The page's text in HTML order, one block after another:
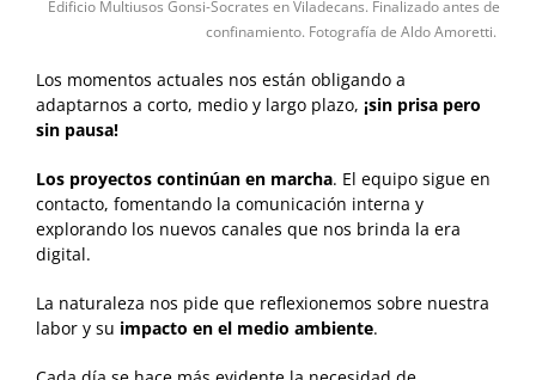
Edificio Multiusos Gonsi-Socrates en Viladecans. Finalizado antes de
confinamiento. Fotografía de Aldo Amoretti.
Los momentos actuales nos están obligando a
adaptarnos a corto, medio y largo plazo, ¡sin prisa pero
sin pausa!
Los proyectos continúan en marcha. El equipo sigue en
contacto, fomentando la comunicación interna y
explorando los nuevos canales que nos brinda la era
digital.
La naturaleza nos pide que reflexionemos sobre nuestra
labor y su impacto en el medio ambiente.